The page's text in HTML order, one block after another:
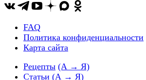
FAQ
Политика конфиденциальности
Карта сайта
Рецепты (А → Я)
Статьи (А → Я)